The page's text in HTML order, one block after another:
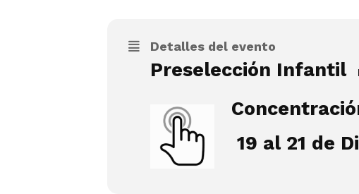
Detalles del evento
Preselección Infantil
19 al 21 de